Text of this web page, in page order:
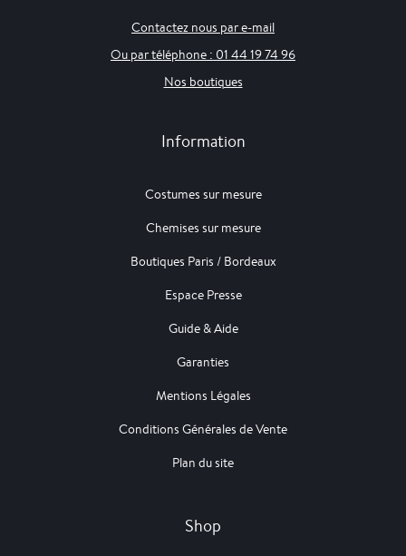
Contactez nous par e-mail
Ou par téléphone : 01 44 19 74 96
Nos boutiques
Information
Costumes sur mesure
Chemises sur mesure
Boutiques Paris / Bordeaux
Espace Presse
Guide & Aide
Garanties
Mentions Légales
Conditions Générales de Vente
Plan du site
Shop